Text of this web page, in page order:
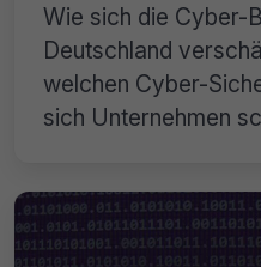
Wie sich die Cyber-
Deutschland
welchen Cyber-
sich Unternehmen